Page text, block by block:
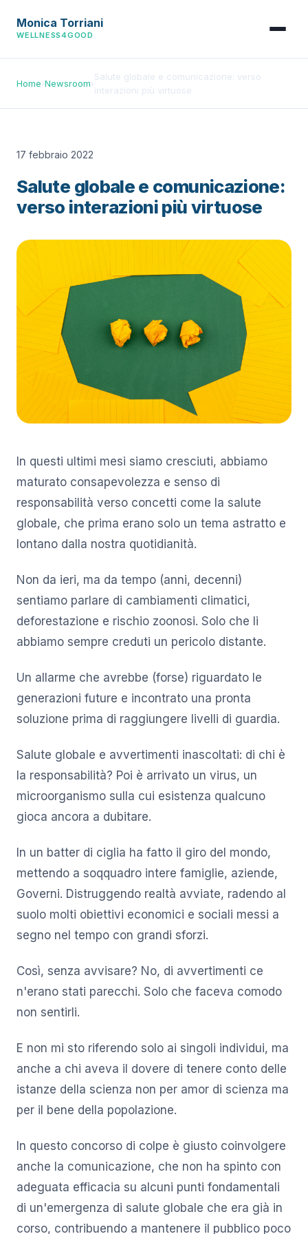
Monica Torriani
WELLNESS4GOOD
Home›Newsroom›
Salute globale e comunicazione: verso
interazioni più virtuose
17 febbraio 2022
Salute globale e comunicazione:
verso interazioni più virtuose
In questi ultimi mesi siamo cresciuti, abbiamo
maturato consapevolezza e senso di
responsabilità verso concetti come la salute
globale, che prima erano solo un tema astratto e
lontano dalla nostra quotidianità.
Non da ieri, ma da tempo (anni, decenni)
sentiamo parlare di cambiamenti climatici,
deforestazione e rischio zoonosi. Solo che li
abbiamo sempre creduti un pericolo distante.
Un allarme che avrebbe (forse) riguardato le
generazioni future e incontrato una pronta
soluzione prima di raggiungere livelli di guardia.
Salute globale e avvertimenti inascoltati: di chi è
la responsabilità? Poi è arrivato un virus, un
microorganismo sulla cui esistenza qualcuno
gioca ancora a dubitare.
In un batter di ciglia ha fatto il giro del mondo,
mettendo a soqquadro intere famiglie, aziende,
Governi. Distruggendo realtà avviate, radendo al
suolo molti obiettivi economici e sociali messi a
segno nel tempo con grandi sforzi.
Così, senza avvisare? No, di avvertimenti ce
n'erano stati parecchi. Solo che faceva comodo
non sentirli.
E non mi sto riferendo solo ai singoli individui, ma
anche a chi aveva il dovere di tenere conto delle
istanze della scienza non per amor di scienza ma
per il bene della popolazione.
In questo concorso di colpe è giusto coinvolgere
anche la comunicazione, che non ha spinto con
adeguata efficacia su alcuni punti fondamentali
di un'emergenza di salute globale che era già in
corso, contribuendo a mantenere il pubblico poco